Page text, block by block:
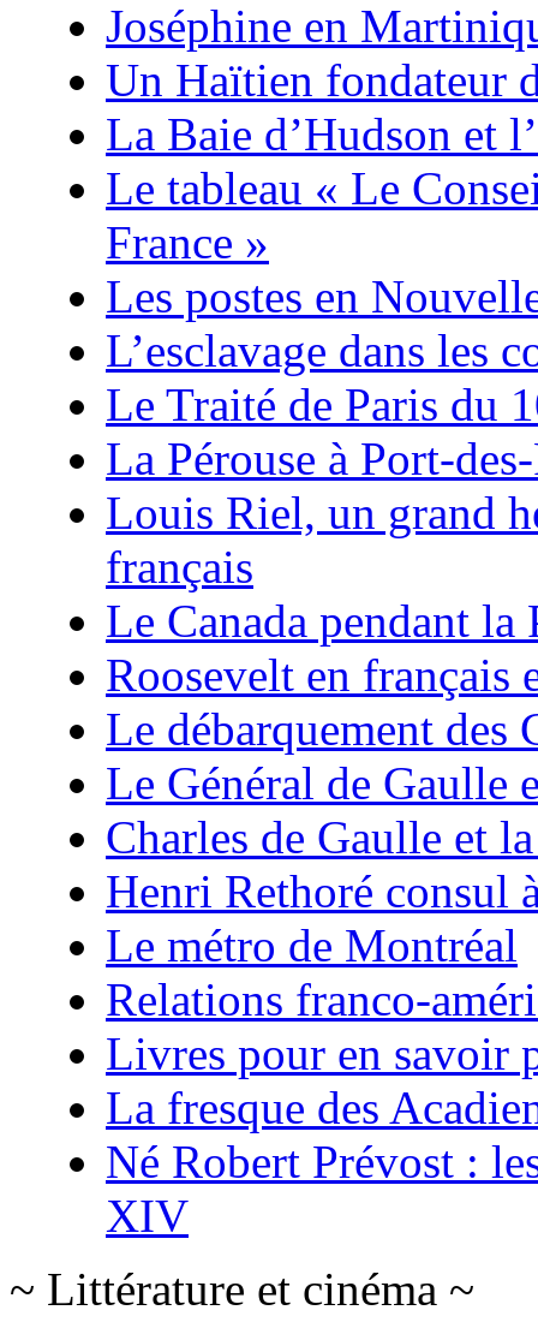
Joséphine en
Un Haïtien fondateur
La Baie d’Hudson et
Le tableau « Le
France »
Les postes en
L’esclavage dans les
Le Traité de Paris du
La Pérouse à Port-
Louis Riel, un grand
français
Le Canada pendant
Roosevelt en français
Le débarquement des
Le Général de Gaulle
Charles de Gaulle et
Henri Rethoré consul
Le métro de Montréal
Relations franco-
Livres pour en savoir
La fresque des
Né Robert Prévost :
XIV
~ Littérature et cinéma ~